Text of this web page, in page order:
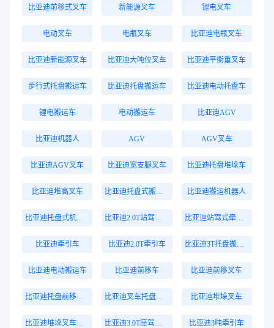
比亚迪前移式叉车 新能源叉车 锂电叉车
电动叉车 电瓶叉车 比亚迪电瓶叉车
比亚迪新能源叉车 比亚迪大吨位叉车 比亚迪平衡重叉车
步行式托盘搬运车 比亚迪托盘搬运车 比亚迪电动托盘车
锂电搬运车 电动搬运车 比亚迪AGV
比亚迪机器人 AGV AGV叉车
比亚迪AGV叉车 比亚迪宽支腿叉车 比亚迪托盘堆垛车
比亚迪堆高叉车 比亚迪搬运机器人
比亚迪站驾式牵引车
比亚迪牵引车 比亚迪2.0T牵引车 比亚迪3T托盘搬运车
比亚迪电动搬运车 比亚迪前移车 比亚迪前移叉车
比亚迪堆垛叉车
比亚迪3吨牵引车